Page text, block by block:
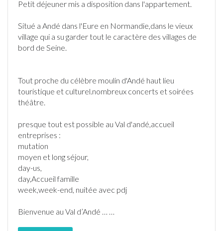
Petit déjeuner mis a disposition dans l'appartement.
Situé a Andé dans l'Eure en Normandie,dans le vieux
village qui a su garder tout le caractère des villages de
bord de Seine.
Tout proche du célèbre moulin d'Andé haut lieu
touristique et culturel.nombreux concerts et soirées
théâtre.
presque tout est possible au Val d'andé,accueil
entreprises :
mutation
moyen et long séjour,
day-us,
day,Accueil famille
week,week-end, nuitée avec pdj
Bienvenue au Val d’Andé … …